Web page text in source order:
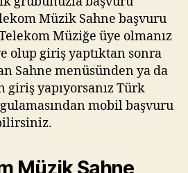
Müzik Sahne başvuru
Müziğe üye olmanız
olup giriş yaptıktan sonra
Sahne menüsünden ya da
giriş yapıyorsanız Türk
mobil başvuru
Müzik Sahne